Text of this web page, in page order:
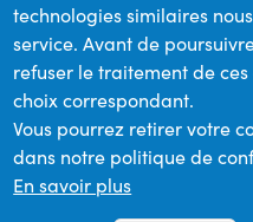
Nos
technologies similaires
service. Avant de
refuser le traitement de
choix correspondant.
Vous pourrez retirer votre
dans notre politique de
En savoir plus